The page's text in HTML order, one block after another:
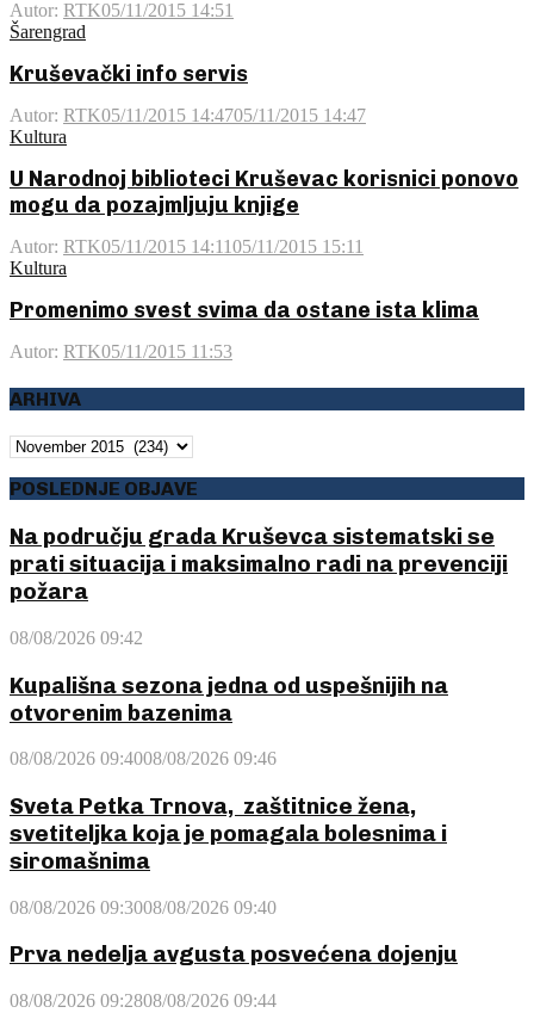
Autor: RTK05/11/2015 14:51
Šarengrad
Kruševački info servis
Autor: RTK05/11/2015 14:4705/11/2015 14:47
Kultura
U Narodnoj biblioteci Kruševac korisnici ponovo
mogu da pozajmljuju knjige
Autor: RTK05/11/2015 14:1105/11/2015 15:11
Kultura
Promenimo svest svima da ostane ista klima
Autor: RTK05/11/2015 11:53
ARHIVA
ARHIVA
POSLEDNJE OBJAVE
Na području grada Kruševca sistematski se
prati situacija i maksimalno radi na prevenciji
požara
08/08/2026 09:42
Kupališna sezona jedna od uspešnijih na
otvorenim bazenima
08/08/2026 09:4008/08/2026 09:46
Sveta Petka Trnova, zaštitnice žena,
svetiteljka koja je pomagala bolesnima i
siromašnima
08/08/2026 09:3008/08/2026 09:40
Prva nedelja avgusta posvećena dojenju
08/08/2026 09:2808/08/2026 09:44